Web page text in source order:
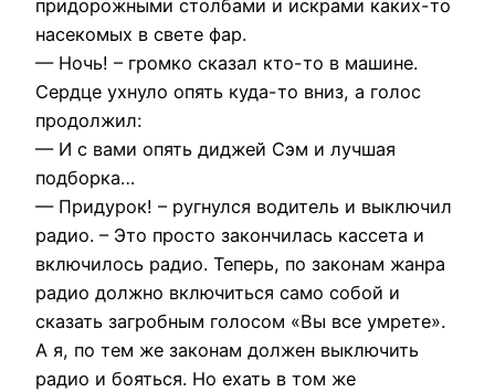
придорожными столбами и искрами каких-то
насекомых в свете фар.
— Ночь! – громко сказал кто-то в машине.
Сердце ухнуло опять куда-то вниз, а голос
продолжил:
— И с вами опять диджей Сэм и лучшая
подборка…
— Придурок! – ругнулся водитель и выключил
радио. – Это просто закончилась кассета и
включилось радио. Теперь, по законам жанра
радио должно включиться само собой и
сказать загробным голосом «Вы все умрете».
А я, по тем же законам должен выключить
радио и бояться. Но ехать в том же